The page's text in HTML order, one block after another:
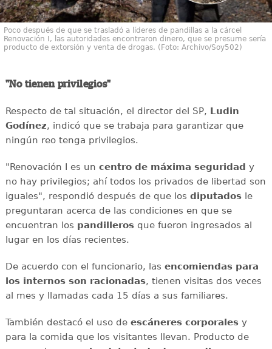
Poco después de que se trasladó a líderes de pandillas a la cárcel
Renovación I, las autoridades encontraron dinero, que se presume sería
producto de extorsión y venta de drogas. (Foto: Archivo/Soy502)
"No tienen privilegios"
Respecto de tal situación, el director del SP, Ludin
Godínez, indicó que se trabaja para garantizar que
ningún reo tenga privilegios.
"Renovación I es un centro de máxima seguridad y
no hay privilegios; ahí todos los privados de libertad son
iguales", respondió después de que los diputadosle
preguntaran acerca de las condiciones en que se
encuentran los pandillerosque fueron ingresados al
lugar en los días recientes.
De acuerdo con el funcionario, las encomiendas para
los internos son racionadas, tienen visitas dos veces
al mes y llamadas cada 15 días a sus familiares.
También destacó el uso de escáneres corporalesy
para la comida que los visitantes llevan. Producto de